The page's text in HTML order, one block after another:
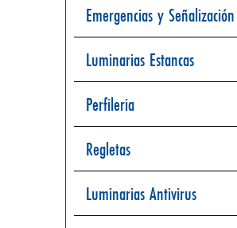
Emergencias y Señalización
Luminarias Estancas
Perfileria
Regletas
Luminarias Antivirus